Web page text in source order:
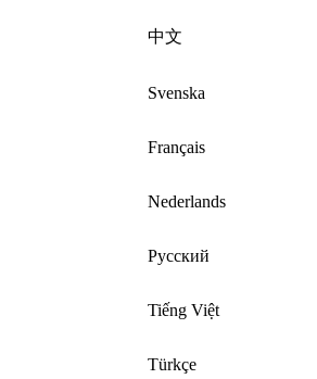
中文
Svenska
Français
Nederlands
Русский
Tiếng Việt
Türkçe